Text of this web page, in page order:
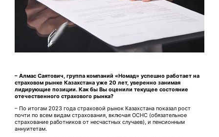
– Алмаc Саятович, группа компаний «Номад» успешно работает на
страховом рынке Казахстана уже 20 лет, уверенно занимая
лидирующие позиции. Как бы Вы оценили текущее состояние
отечественного страхового рынка?
– По итогам 2023 года страховой рынок Казахстана показал рост
почти по всем видам страхования, включая ОСНС (обязательное
страхование работников от несчастных случаев), и пенсион­ным
аннуитетам.